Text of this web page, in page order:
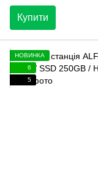
Купити
НОВИНКА
6
5